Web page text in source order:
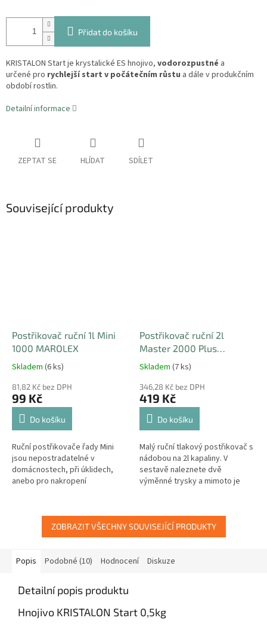
Přidat do košíku
KRISTALON Start je krystalické ES hnojivo, vodorozpustné a
určené pro rychlejší start v počátečním růstu a dále v produkčním
období rostlin.
Detailní informace
ZEPTAT SE HLÍDAT SDÍLET
Související produkty
Postřikovač ruční 1l Mini
1000 MAROLEX
Skladem (6 ks)
81,82 Kč bez DPH
99 Kč
Do košíku
Ruční postřikovače řady Mini
jsou nepostradatelné v
domácnostech, při úklidech,
anebo pro nakropení
jeho regulace na...
Postřikovač ruční 2l
Master 2000 Plus
MAROLEX
Skladem (7 ks)
346,28 Kč bez DPH
419 Kč
Do košíku
Malý ruční tlakový postřikovač s
nádobou na 2l kapaliny. V
sestavě naleznete dvě
výměnné trysky a mimoto je
s...
ZOBRAZIT VŠECHNY SOUVISEJÍCÍ PRODUKTY
Popis Podobné (10) Hodnocení Diskuze
Detailní popis produktu
Hnojivo KRISTALON Start 0,5kg